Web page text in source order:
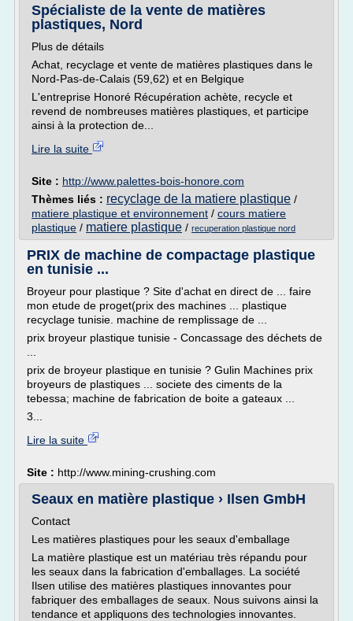
Spécialiste de la vente de matières
plastiques, Nord
Plus de détails
Achat, recyclage et vente de matières plastiques dans le
Nord-Pas-de-Calais (59,62) et en Belgique
L'entreprise Honoré Récupération achète, recycle et
revend de nombreuses matières plastiques, et participe
ainsi à la protection de...
Lire la suite
Site : http://www.palettes-bois-honore.com
Thèmes liés : recyclage de la matiere plastique /
matiere plastique et environnement / cours matiere
plastique / matiere plastique / recuperation plastique nord
PRIX de machine de compactage plastique
en tunisie ...
Broyeur pour plastique ? Site d'achat en direct de ... faire
mon etude de proget(prix des machines ... plastique
recyclage tunisie. machine de remplissage de ...
prix broyeur plastique tunisie - Concassage des déchets de
prix de broyeur plastique en tunisie ? Gulin Machines prix
broyeurs de plastiques ... societe des ciments de la
tebessa; machine de fabrication de boite a gateaux ...
3...
Lire la suite
Site : http://www.mining-crushing.com
Seaux en matière plastique › Ilsen GmbH
Contact
Les matières plastiques pour les seaux d'emballage
La matière plastique est un matériau très répandu pour
les seaux dans la fabrication d'emballages. La société
Ilsen utilise des matières plastiques innovantes pour
fabriquer des emballages de seaux. Nous suivons ainsi la
tendance et appliquons des technologies innovantes.